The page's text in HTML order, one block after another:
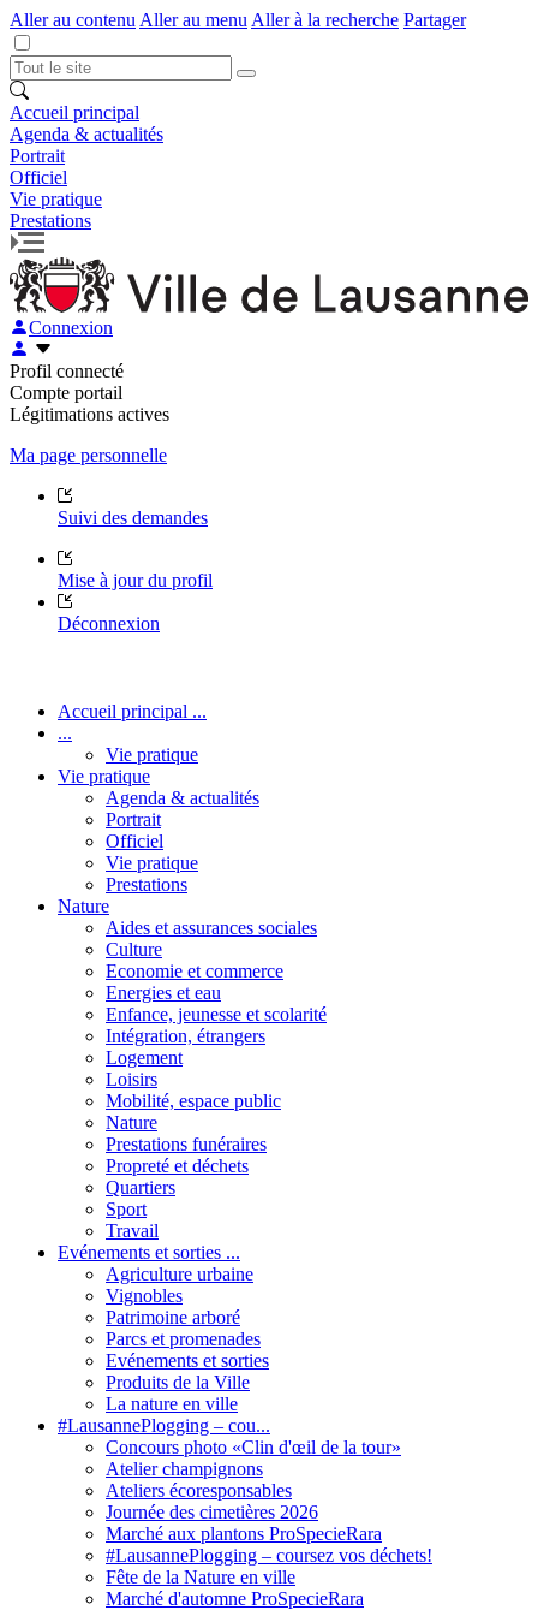
Aller au contenu Aller au menu Aller à la recherche Partager
Accueil principal
Agenda & actualités
Portrait
Officiel
Vie pratique
Prestations
Connexion
Profil connecté
Compte portail
Légitimations actives
Ma page personnelle
Suivi des demandes
Mise à jour du profil
Déconnexion
Accueil principal ...
...
Vie pratique
Vie pratique
Agenda & actualités
Portrait
Officiel
Vie pratique
Prestations
Nature
Aides et assurances sociales
Culture
Economie et commerce
Energies et eau
Enfance, jeunesse et scolarité
Intégration, étrangers
Logement
Loisirs
Mobilité, espace public
Nature
Prestations funéraires
Propreté et déchets
Quartiers
Sport
Travail
Evénements et sorties ...
Agriculture urbaine
Vignobles
Patrimoine arboré
Parcs et promenades
Evénements et sorties
Produits de la Ville
La nature en ville
#LausannePlogging – cou...
Concours photo «Clin d'œil de la tour»
Atelier champignons
Ateliers écoresponsables
Journée des cimetières 2026
Marché aux plantons ProSpecieRara
#LausannePlogging – coursez vos déchets!
Fête de la Nature en ville
Marché d'automne ProSpecieRara